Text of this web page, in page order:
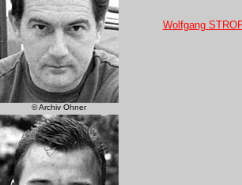
© Archiv Ohner
Wolfgang